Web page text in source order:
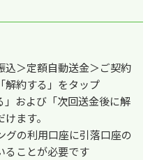
込＞定額自動送金＞ご契約
解約する」をタップ
」および「次回送金後に解
ます。
の利用口座に引落口座の
ることが必要です